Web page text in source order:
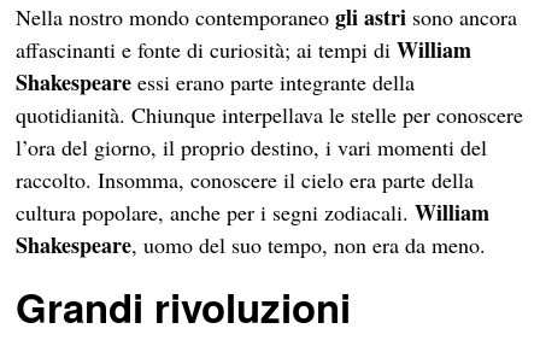
Nella nostro mondo contemporaneogli astri sono ancora
affascinanti e fonte di curiosità; ai tempi diWilliam
Shakespeare essi erano parte integrante della
quotidianità. Chiunque interpellava le stelle per conoscere
l’ora del giorno, il proprio destino, i vari momenti del
raccolto. Insomma, conoscere il cielo era parte della
cultura popolare, anche per i segni zodiacali.William
Shakespeare, uomo del suo tempo, non era da meno.
Grandi rivoluzioni